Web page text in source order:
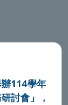
114學年
討會」，